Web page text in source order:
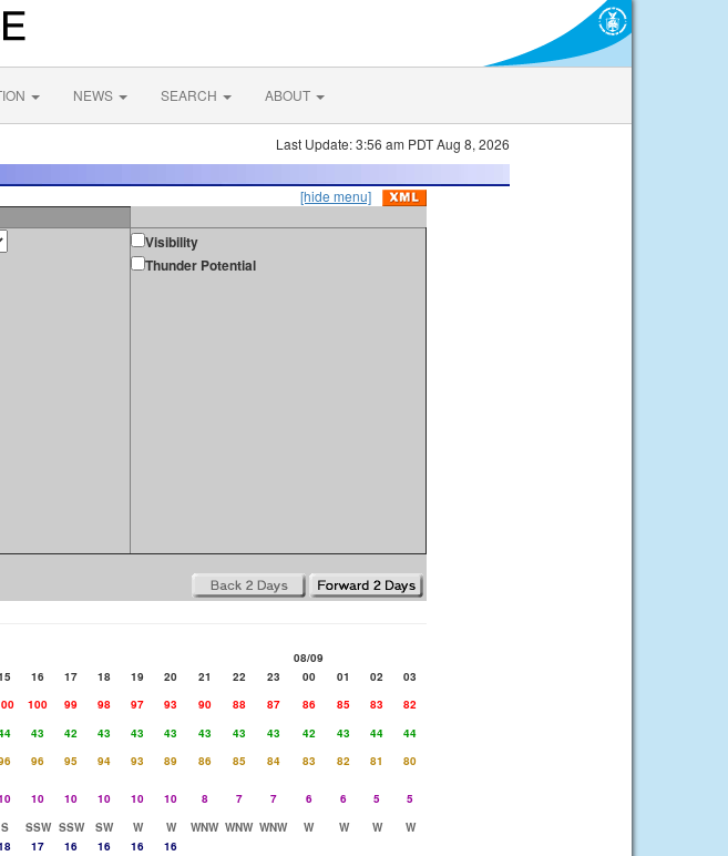
NEWS SEARCH ABOUT
Last Update: 3:56 am PDT Aug 8, 2026
[hide menu]
Visibility
Thunder Potential
08/09
16 17 18 19 20 21 22 23 00 01 02
03
100 99 98 97 93 90 88 87 86 85 83
82
43 42 43 43 43 43 43 43 42 43 44
44
96 95 94 93 89 86 85 84 83 82 81
80
10 10 10 10 10 8 7 7 6 6 5
5
S SSW SSW SW W W WNW WNW WNW W W W
W
17 16 16 16
16